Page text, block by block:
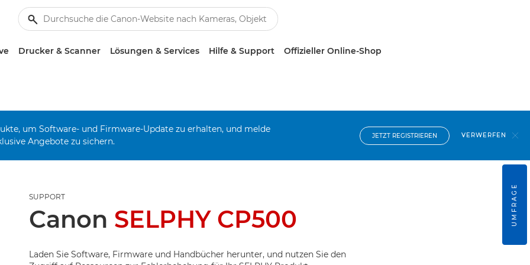
Drucker & Scanner Lösungen & Services Hilfe & Support Offizieller Online-Shop
um Software- und Firmware-Update zu erhalten, und melde
Angebote zu sichern.
JETZT REGISTRIEREN VERWERFEN
SUPPORT
Canon SELPHY CP500
Laden Sie Software, Firmware und Handbücher herunter, und nutzen Sie den
UMFRAGE